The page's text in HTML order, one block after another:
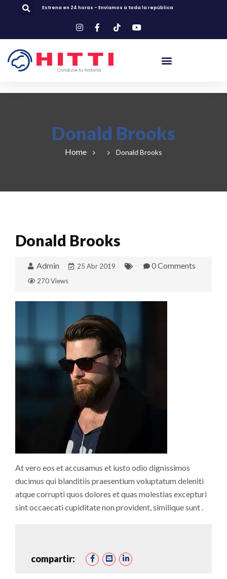
Estrena en 24 horas - Enviamos a toda la república
Donald Brooks
Home Donald Brooks
Donald Brooks
Admin 25 Abr 2019 0 Comments
270 Views
At vero eos et accusamus et iusto odio dignissimos
ducimus qui blanditiis praesentium voluptatum deleniti
atque corrupti quos dolores et quas molestias excepturi
sint occaecati cupiditate non provident, similique sunt .
compartir: